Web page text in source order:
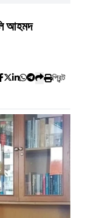
আহমদ
প্রিন্ট